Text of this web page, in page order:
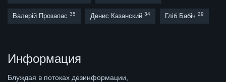
Валерій Прозапас 35 Денис Казанский 34 Гліб Бабіч 29
Информация
Блуждая в потоках дезинформации,